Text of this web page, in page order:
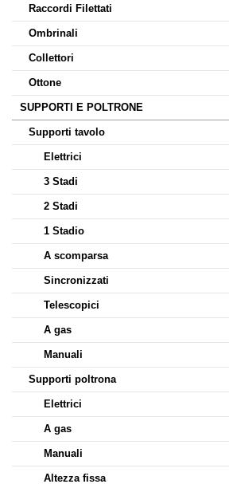
Raccordi Filettati
Ombrinali
Collettori
Ottone
SUPPORTI E POLTRONE
Supporti tavolo
Elettrici
3 Stadi
2 Stadi
1 Stadio
A scomparsa
Sincronizzati
Telescopici
A gas
Manuali
Supporti poltrona
Elettrici
A gas
Manuali
Altezza fissa